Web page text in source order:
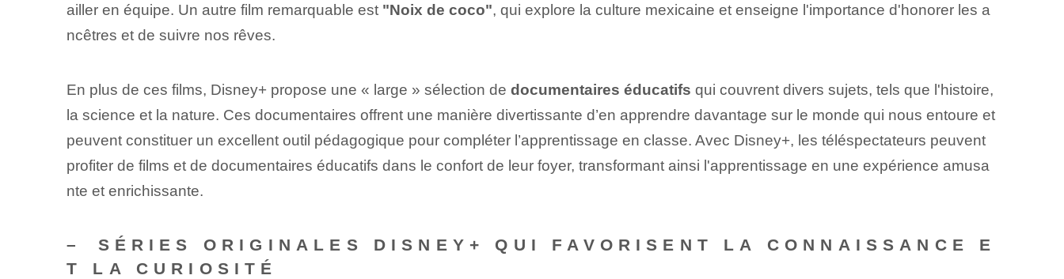
ailler en équipe. Un autre film remarquable est "Noix de coco", qui explore la culture mexicaine et enseigne l'importance d'honorer les a
ncêtres et de suivre nos rêves.
En plus de ces films, Disney+ propose une « large » sélection de documentaires éducatifs qui​ couvrent⁢ divers⁤ sujets,​ tels que ‌l'histoire,
la science et⁣ la nature. Ces documentaires offrent une manière divertissante d’en apprendre davantage sur le monde qui nous entoure et
peuvent constituer un excellent outil pédagogique pour compléter l’apprentissage en classe. Avec Disney+, les téléspectateurs peuvent
profiter de films et de documentaires éducatifs dans le confort de leur foyer, transformant ainsi l'apprentissage en une expérience amusa
nte et enrichissante.
– ⁢SÉRIES ORIGINALES DISNEY+ QUI FAVORISENT LA CONNAISSANCE E
T LA CURIOSITÉ